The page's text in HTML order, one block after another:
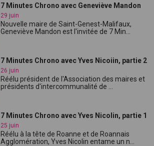
7 Minutes Chrono avec Geneviève Mandon
29 juin
Nouvelle maire de Saint-Genest-Malifaux,
Geneviève Mandon est l'invitée de 7 Min...
7 Minutes Chrono avec Yves Nicoiin, partie 2
26 juin
Réélu président de l'Association des maires et
présidents d'intercommunalité de ...
7 Minutes Chrono avec Yves Nicolin, partie 1
25 juin
Réélu à la tête de Roanne et de Roannais
Agglomération, Yves Nicolin entame un n...